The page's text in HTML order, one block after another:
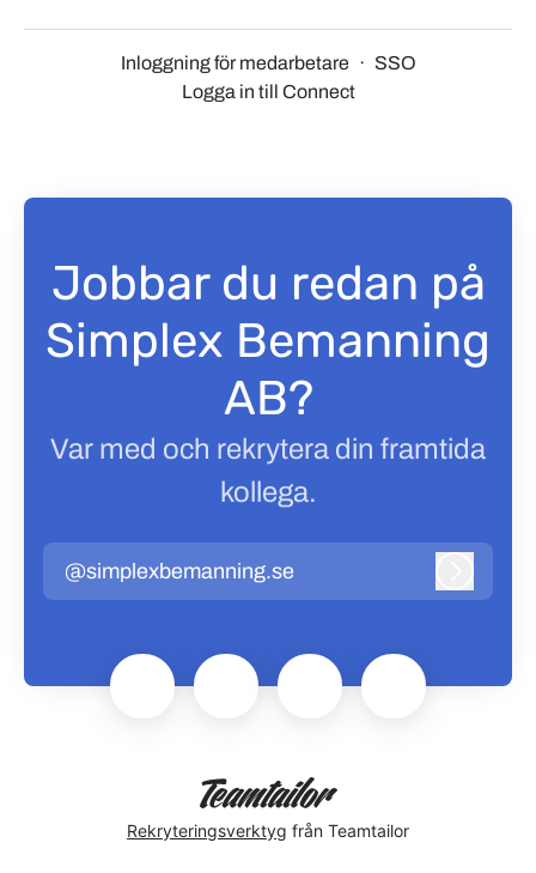
Inloggning för medarbetare · SSO
Logga in till Connect
Jobbar du redan på
Simplex Bemanning
AB?
Var med och rekrytera din framtida
kollega.
@simplexbemanning.se
Rekryteringsverktyg från Teamtailor